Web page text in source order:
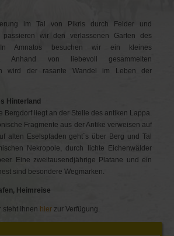
im Tal von Pikris durch Felder und
passieren wir den verlassenen Garten des
Amnatos besuchen wir ein kleines
Anhand von liebevoll gesammelten
wird der rasante Wandel im Leben der
Hinterland
Bergdorf liegt an der Stelle des antiken Lappa.
Fragmente aus der Antike verweisen auf
alten Eselspfaden geht´s über Berg und Tal
Nekropole, durch lichte Eichenwälder
Eine zweitausendjährige Platane und ein
sind besondere Wegmarken.
Heimreise
steht Ihnen hier zur Verfügung.